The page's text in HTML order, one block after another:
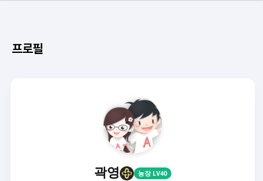
프로필
곽영 농장 LV40